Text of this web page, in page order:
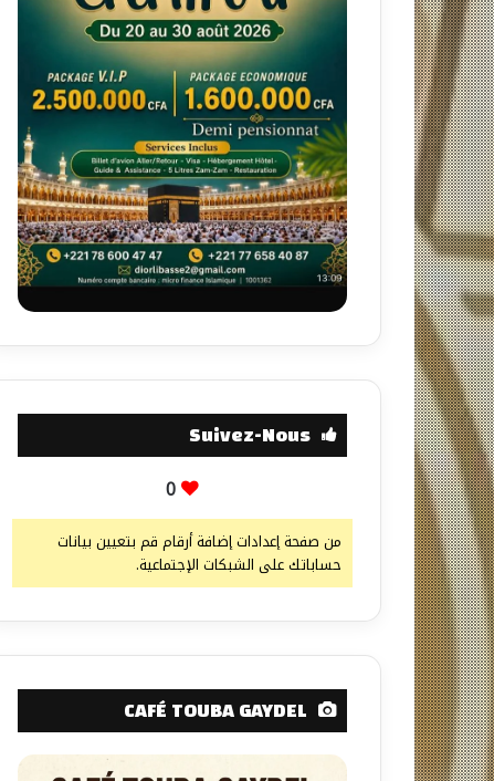
Suivez-Nous
0
من صفحة إعدادات إضافة أرقام قم بتعيين بيانات
حساباتك على الشبكات الإجتماعية.
CAFÉ TOUBA GAYDEL